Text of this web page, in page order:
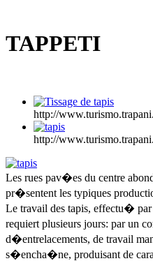
TAPPETI
http://
http://
Les rues pav�es du centre
pr�sentent les typiques
Le travail des tapis, effectu�
requiert plusieurs jours: par un
d�entrelacements, de travail
s�encha�ne, produisant de